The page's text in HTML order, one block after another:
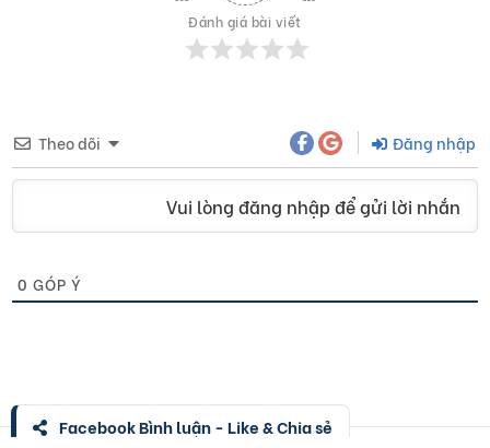
Đánh giá bài viết
Theo dõi Đăng nhập
Vui lòng đăng nhập để gửi lời nhắn
0 GÓP Ý
Facebook Bình luận - Like & Chia sẻ